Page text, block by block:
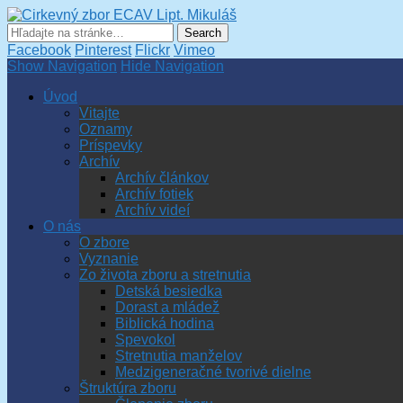
Facebook Pinterest Flickr Vimeo
Show Navigation Hide Navigation
Úvod
Vitajte
Oznamy
Príspevky
Archív
Archív článkov
Archív fotiek
Archív videí
O nás
O zbore
Vyznanie
Zo života zboru a stretnutia
Detská besiedka
Dorast a mládež
Biblická hodina
Spevokol
Stretnutia manželov
Medzigeneračné tvorivé dielne
Štruktúra zboru